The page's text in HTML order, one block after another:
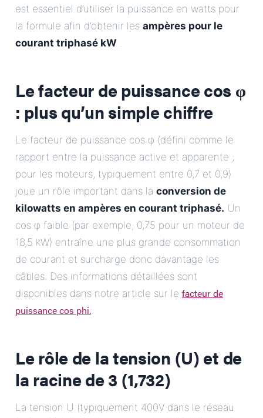
est essentiel d’utiliser la puissance en watts pour
la formule afin d’obtenir les ampères pour le
courant triphasé kW .
Le facteur de puissance cos φ
: plus qu’un simple chiffre
Le facteur de puissance cos φ (défini comme le
rapport entre la puissance active et apparente ;
pour les moteurs, typiquement entre 0,7 et 0,9)
joue un rôle important dans la conversion de
kilowatts en ampères en courant triphasé. Un
cos φ faible (par exemple, 0,75 pour un moteur de
18,5 kW) entraîne une plus grande consommation
de courant et surcharge donc davantage les
câbles. Des informations détaillées sont
disponibles dans notre article sur le facteur de
puissance cos phi..
Le rôle de la tension (U) et de
la racine de 3 (1,732)
La tension U (typiquement 400V dans le réseau